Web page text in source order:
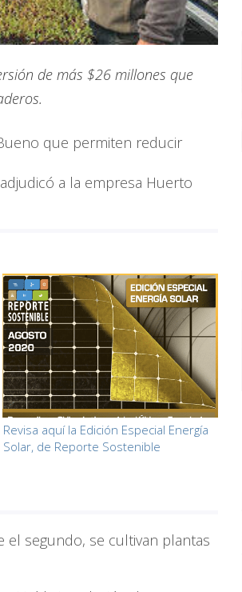
de más $26 millones que
que permiten reducir
a la empresa Huerto
Revisa aquí la Edición Especial Energía
Solar, de Reporte Sostenible
el segundo, se cultivan plantas